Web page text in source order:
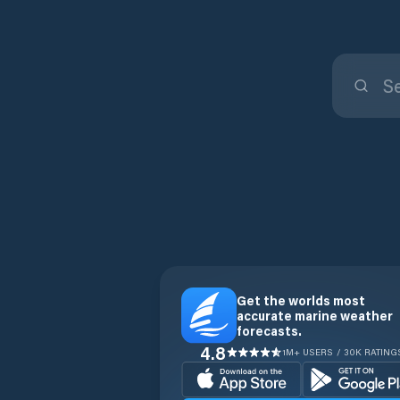
Get the worlds most
accurate marine weather
forecasts.
4.8 1M+ USERS / 30K